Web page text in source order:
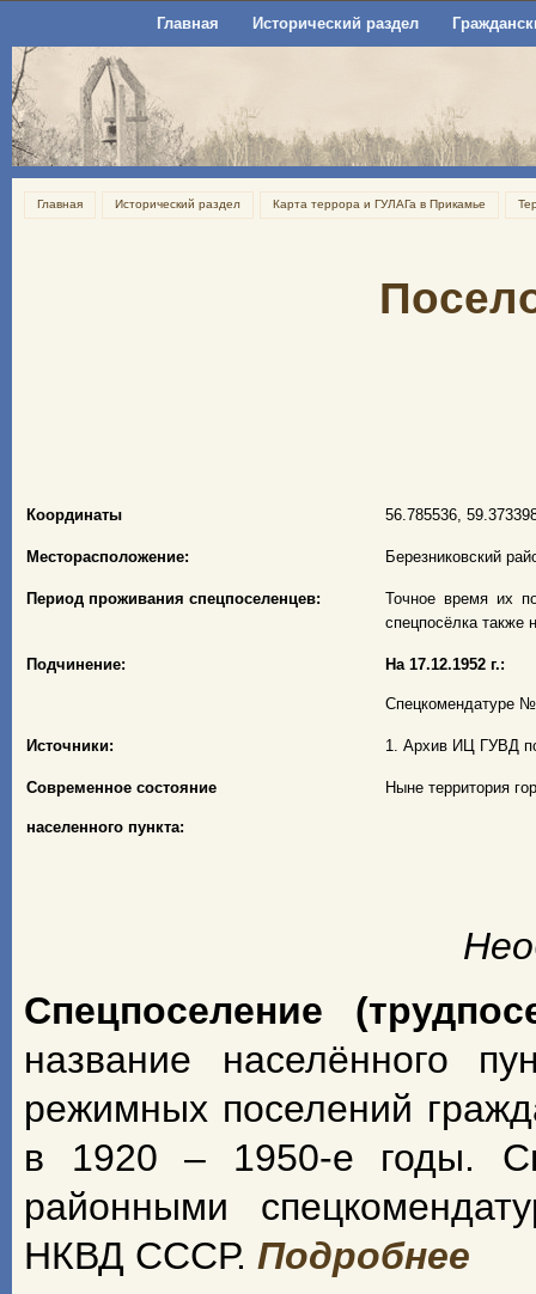
Главная Исторический раздел
Главная Исторический раздел Карта террора и ГУЛАГа в Прикамье
Координаты 56.785536,
Месторасположение: Березниковский
Период проживания спецпоселенцев:
Точное время их
спецпосёлка также
Подчинение: На 17.12.1952 г.:
Спецкомендатуре №
Источники: 1. Архив ИЦ ГУВД
Современное состояние
населенного пункта:
Ныне территория
Спецпоселение
название населённого
режимных поселений
в 1920 – 1950-е годы.
районными
НКВД СССР. Подробнее